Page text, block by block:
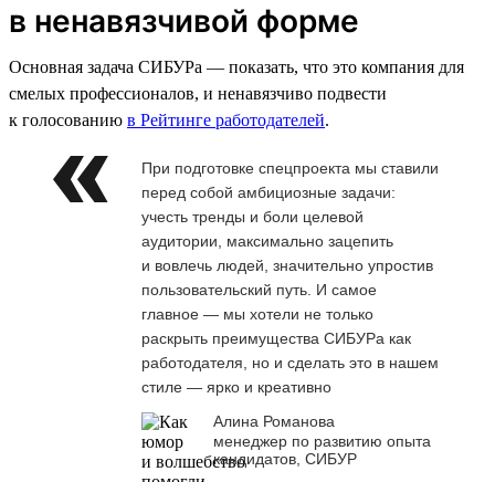
в ненавязчивой форме
Основная задача СИБУРа — показать, что это компания для
смелых профессионалов, и ненавязчиво подвести
к голосованию в Рейтинге работодателей.
При подготовке спецпроекта мы ставили
перед собой амбициозные задачи:
учесть тренды и боли целевой
аудитории, максимально зацепить
и вовлечь людей, значительно упростив
пользовательский путь. И самое
главное — мы хотели не только
раскрыть преимущества СИБУРа как
работодателя, но и сделать это в нашем
стиле — ярко и креативно
Алина Романова
менеджер по развитию опыта
кандидатов, СИБУР